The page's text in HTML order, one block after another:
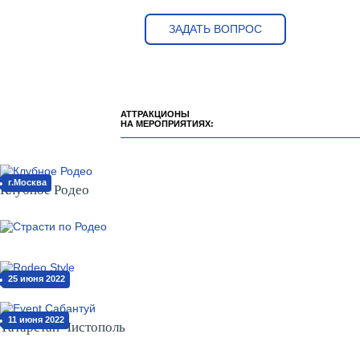
ЗАДАТЬ ВОПРОС
АТТРАКЦИОНЫ
НА МЕРОПРИЯТИЯХ:
г.Москва
Клубное Родео
25 июня 2022
11 июня 2022
Татарстан Чистополь